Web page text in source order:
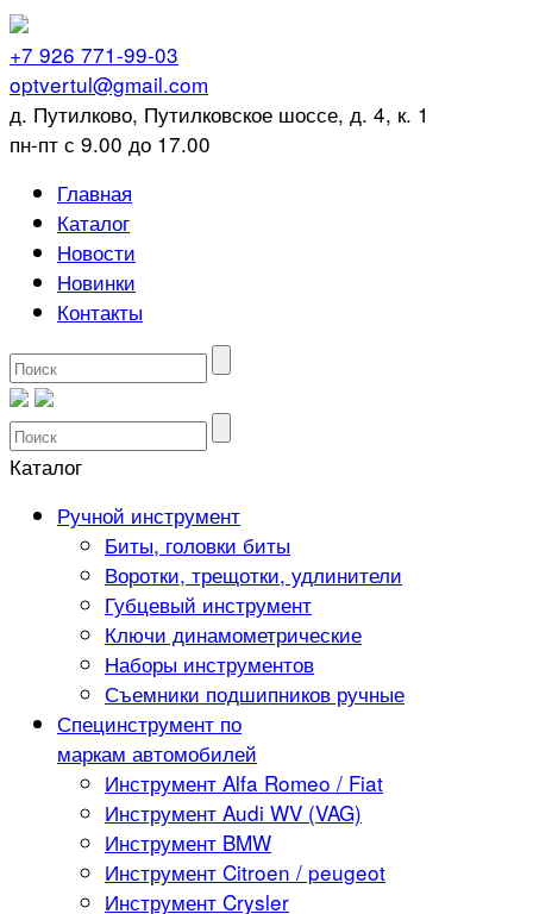
+7 926 771-99-03
optvertul@gmail.com
д. Путилково, Путилковское шоссе, д. 4, к. 1
пн-пт с 9.00 до 17.00
Главная
Каталог
Новости
Новинки
Контакты
Каталог
Ручной инструмент
Биты, головки биты
Воротки, трещотки, удлинители
Губцевый инструмент
Ключи динамометрические
Наборы инструментов
Съемники подшипников ручные
Специнструмент по
маркам автомобилей
Инструмент Alfa Romeo / Fiat
Инструмент Audi WV (VAG)
Инструмент BMW
Инструмент Citroen / peugeot
Инструмент Crysler